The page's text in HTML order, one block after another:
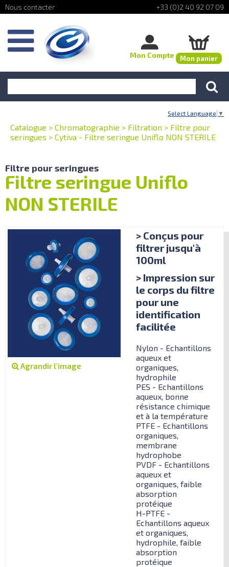
+33 (0)2 40 92 07 09
Mon Compte Mon panier
Select Language ▼
Catalogue > Chromatographie > Filtration > Filtre pour
seringues > Cytiva - Filtre seringue Uniflo NON STERILE
Filtre pour seringues
Filtre seringue Uniflo
NON STERILE
Agrandir l'image
> Conçus pour
filtrer jusqu'à
100ml
> Impression sur
le corps du filtre
pour une
identification
facilitée
Nylon - Echantillons
aqueux et
organiques,
hydrophile
PES - Echantillons
aqueux, bonne
résistance chimique
et à la température
PTFE - Echantillons
organiques,
membrane
hydrophobe
PVDF - Echantillons
aqueux et
organiques, faible
absorption
protéique
H-PTFE -
Echantillons aqueux
et organiques,
hydrophile, faible
absorption
protéique